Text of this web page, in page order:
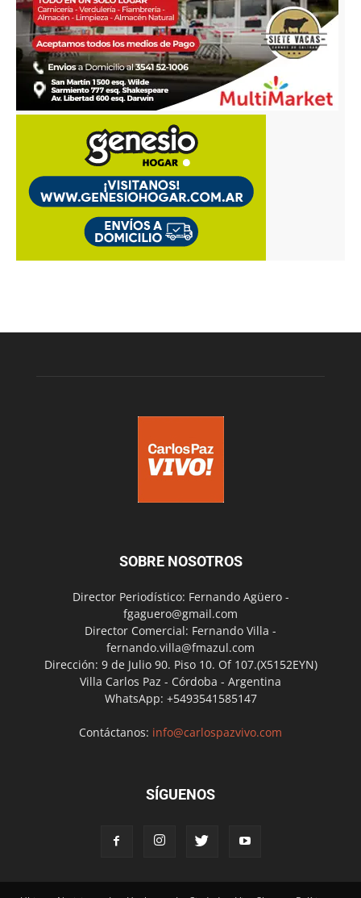
SOBRE NOSOTROS
Director Periodístico: Fernando Agüero -
fgaguero@gmail.com
Director Comercial: Fernando Villa -
fernando.villa@fmazul.com
Dirección: 9 de Julio 90. Piso 10. Of 107.(X5152EYN)
Villa Carlos Paz - Córdoba - Argentina
WhatsApp: +5493541585147
Contáctanos: info@carlospazvivo.com
SÍGUENOS